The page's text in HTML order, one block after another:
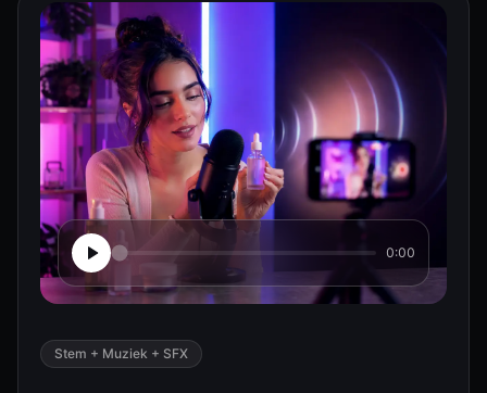
0:00
Stem + Muziek + SFX